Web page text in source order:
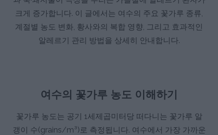
크게 증가합니다. 이 글에서는 여수의 주요 꽃가루 종류,
계절별 농도 변화, 황사와의 복합 영향, 그리고 효과적인
알레르기 관리 방법을 상세히 안내합니다.
여수의 꽃가루 농도 이해하기
꽃가루 농도는 공기 1세제곱미터당 떠다니는 꽃가루 알
갱이 수(grains/m³)로 측정됩니다. 여수에서 가장 가까운